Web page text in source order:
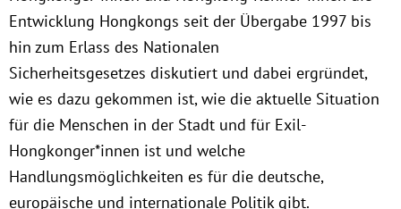
Entwicklung Hongkongs seit der Übergabe 1997 bis
hin zum Erlass des Nationalen
Sicherheitsgesetzes diskutiert und dabei ergründet,
wie es dazu gekommen ist, wie die aktuelle Situation
für die Menschen in der Stadt und für Exil-
Hongkonger*innen ist und welche
Handlungsmöglichkeiten es für die deutsche,
europäische und internationale Politik gibt.